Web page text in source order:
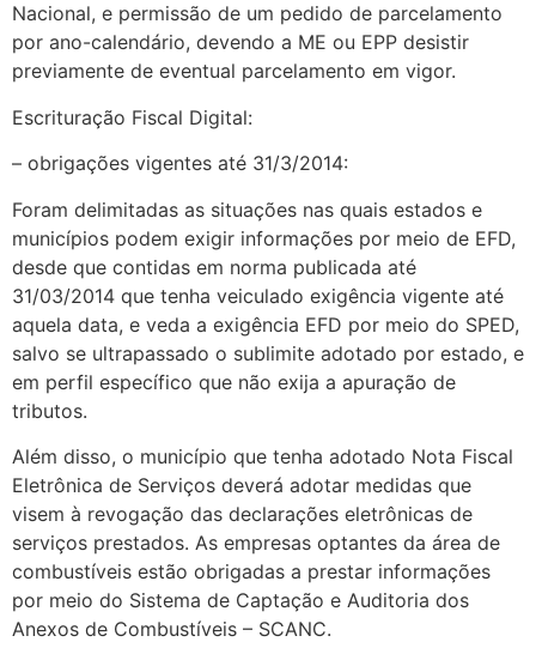
Nacional, e permissão de um pedido de parcelamento
por ano-calendário, devendo a ME ou EPP desistir
previamente de eventual parcelamento em vigor.
Escrituração Fiscal Digital:
– obrigações vigentes até 31/3/2014:
Foram delimitadas as situações nas quais estados e
municípios podem exigir informações por meio de EFD,
desde que contidas em norma publicada até
31/03/2014 que tenha veiculado exigência vigente até
aquela data, e veda a exigência EFD por meio do SPED,
salvo se ultrapassado o sublimite adotado por estado, e
em perfil específico que não exija a apuração de
tributos.
Além disso, o município que tenha adotado Nota Fiscal
Eletrônica de Serviços deverá adotar medidas que
visem à revogação das declarações eletrônicas de
serviços prestados. As empresas optantes da área de
combustíveis estão obrigadas a prestar informações
por meio do Sistema de Captação e Auditoria dos
Anexos de Combustíveis – SCANC.